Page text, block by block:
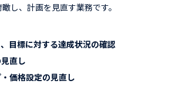
し、計画を見直す業務です。
目標に対する達成状況の確認
直し
価格設定の見直し